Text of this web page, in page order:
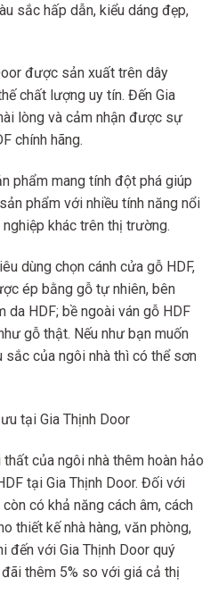
sắc hấp dẫn, kiểu dáng đẹp,
được sản xuất trên dây
chất lượng uy tín. Đến Gia
lòng và cảm nhận được sự
chính hãng.
phẩm mang tính đột phá giúp
phẩm với nhiều tính năng nổi
khác trên thị trường.
dùng chọn cánh cửa gỗ HDF,
ép bằng gỗ tự nhiên, bên
HDF; bề ngoài ván gỗ HDF
gỗ thật. Nếu như bạn muốn
sắc của ngôi nhà thì có thể sơn
tại Gia Thịnh Door
của ngôi nhà thêm hoàn hảo
tại Gia Thịnh Door. Đối với
có khả năng cách âm, cách
thiết kế nhà hàng, văn phòng,
đến với Gia Thịnh Door quý
thêm 5% so với giá cả thị